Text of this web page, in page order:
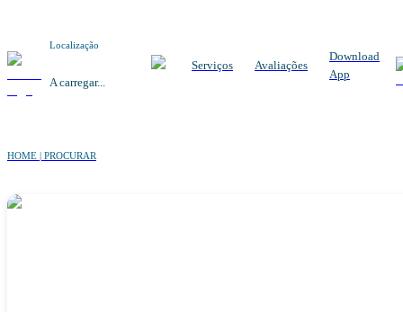
Localização
A carregar...
Serviços Avaliações
Download
App
HOME | PROCURAR